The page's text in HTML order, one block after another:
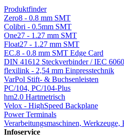
Produktfinder
Zero8 - 0.8 mm SMT
Colibri - 0.5mm SMT
One27 - 1.27 mm SMT
Float27 - 1.27 mm SMT
EC.8 - 0.8 mm SMT Edge Card
DIN 41612 Steckverbinder / IEC
flexilink - 2,54 mm Einpresstechnik
VarPol Stift- & Buchsenleisten
PC/104, PC/104-Plus
hm2.0 Hartmetrisch
Velox - HighSpeed Backplane
Power Terminals
Verarbeitungsmaschinen, Werkzeuge,
Infoservice